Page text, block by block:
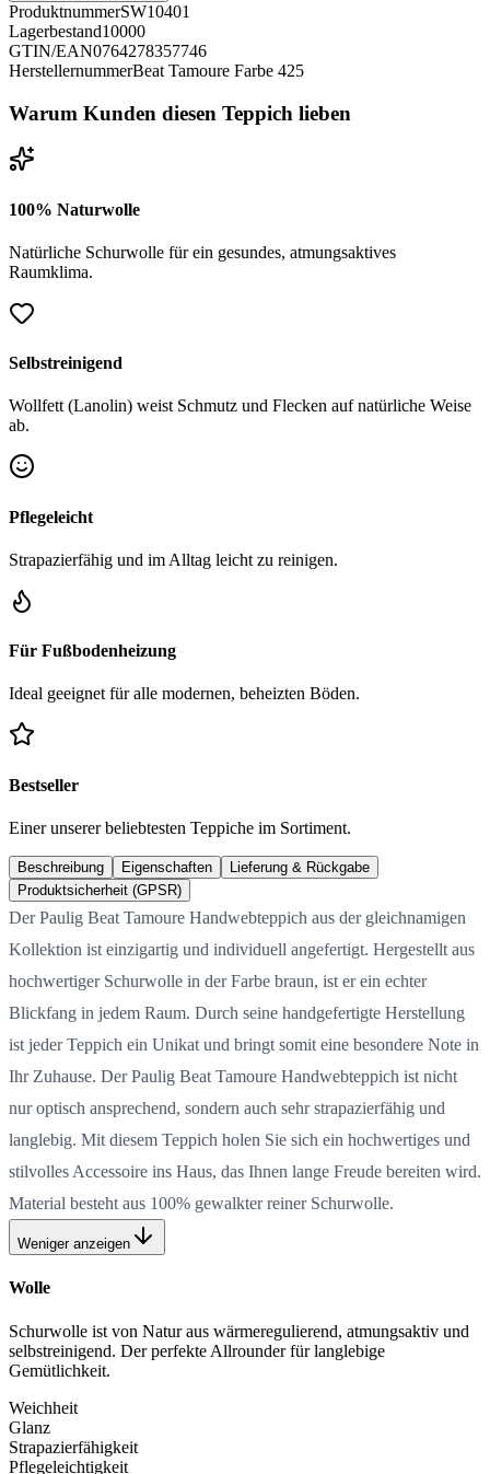
ProduktnummerSW10401
Lagerbestand10000
GTIN/EAN0764278357746
HerstellernummerBeat Tamoure Farbe 425
Warum Kunden diesen Teppich lieben
100% Naturwolle
Natürliche Schurwolle für ein gesundes, atmungsaktives
Raumklima.
Selbstreinigend
Wollfett (Lanolin) weist Schmutz und Flecken auf natürliche Weise
ab.
Pflegeleicht
Strapazierfähig und im Alltag leicht zu reinigen.
Für Fußbodenheizung
Ideal geeignet für alle modernen, beheizten Böden.
Bestseller
Einer unserer beliebtesten Teppiche im Sortiment.
Beschreibung Eigenschaften
Lieferung & Rückgabe
Produktsicherheit (GPSR)
Der Paulig Beat Tamoure Handwebteppich aus der gleichnamigen
Kollektion ist einzigartig und individuell angefertigt. Hergestellt aus
hochwertiger Schurwolle in der Farbe braun, ist er ein echter
Blickfang in jedem Raum. Durch seine handgefertigte Herstellung
ist jeder Teppich ein Unikat und bringt somit eine besondere Note in
Ihr Zuhause. Der Paulig Beat Tamoure Handwebteppich ist nicht
nur optisch ansprechend, sondern auch sehr strapazierfähig und
langlebig. Mit diesem Teppich holen Sie sich ein hochwertiges und
stilvolles Accessoire ins Haus, das Ihnen lange Freude bereiten wird.
Material besteht aus 100% gewalkter reiner Schurwolle.
Weniger anzeigen
Wolle
Schurwolle ist von Natur aus wärmeregulierend, atmungsaktiv und
selbstreinigend. Der perfekte Allrounder für langlebige
Gemütlichkeit.
Weichheit
Glanz
Strapazierfähigkeit
Pflegeleichtigkeit